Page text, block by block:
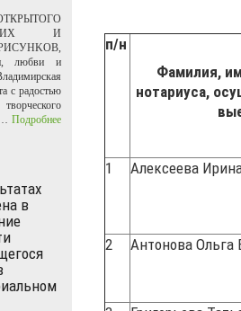
И
любви и
с радостью
Подробнее
в
п/н
Фамилия,
нотариуса,
1 Алексеева
2 Антонова Ольга